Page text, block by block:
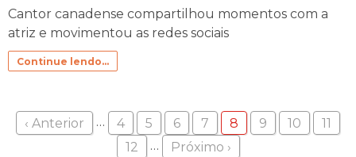
Cantor canadense compartilhou momentos com a
atriz e movimentou as redes sociais
Continue lendo...
‹ Anterior … 4 5 6 7 8 9 10
11
12
… Próximo ›